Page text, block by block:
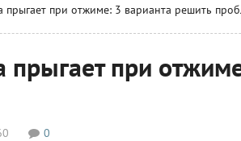
прыгает при отжиме: 3 варианта решить
при
0